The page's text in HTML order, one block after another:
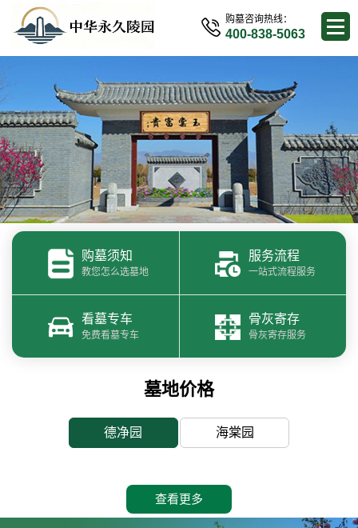
购墓咨询热线：
400-838-5063
购墓须知
教您怎么选墓地
服务流程
一站式流程服务
看墓专车
免费看墓专车
骨灰寄存
骨灰寄存服务
墓地价格
德净园 海棠园
查看更多